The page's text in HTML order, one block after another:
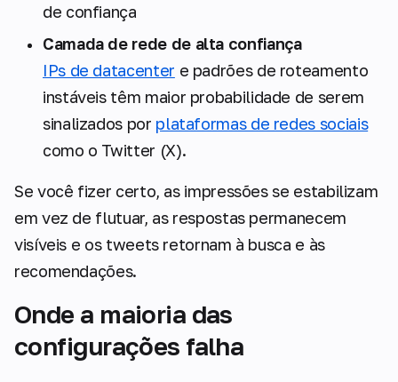
de confiança
Camada de rede de alta confiança
IPs de datacenter e padrões de roteamento
instáveis têm maior probabilidade de serem
sinalizados por plataformas de redes sociais
como o Twitter (X).
Se você fizer certo, as impressões se estabilizam
em vez de flutuar, as respostas permanecem
visíveis e os tweets retornam à busca e às
recomendações.
Onde a maioria das
configurações falha